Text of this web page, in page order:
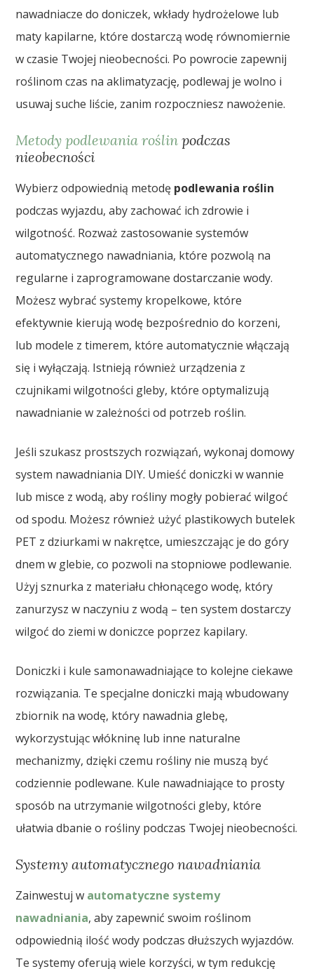
nawadniacze do doniczek, wkłady hydrożelowe lub
maty kapilarne, które dostarczą wodę równomiernie
w czasie Twojej nieobecności. Po powrocie zapewnij
roślinom czas na aklimatyzację, podlewaj je wolno i
usuwaj suche liście, zanim rozpoczniesz nawożenie.
Metody podlewania roślin podczas
nieobecności
Wybierz odpowiednią metodę podlewania roślin
podczas wyjazdu, aby zachować ich zdrowie i
wilgotność. Rozważ zastosowanie systemów
automatycznego nawadniania, które pozwolą na
regularne i zaprogramowane dostarczanie wody.
Możesz wybrać systemy kropelkowe, które
efektywnie kierują wodę bezpośrednio do korzeni,
lub modele z timerem, które automatycznie włączają
się i wyłączają. Istnieją również urządzenia z
czujnikami wilgotności gleby, które optymalizują
nawadnianie w zależności od potrzeb roślin.
Jeśli szukasz prostszych rozwiązań, wykonaj domowy
system nawadniania DIY. Umieść doniczki w wannie
lub misce z wodą, aby rośliny mogły pobierać wilgoć
od spodu. Możesz również użyć plastikowych butelek
PET z dziurkami w nakrętce, umieszczając je do góry
dnem w glebie, co pozwoli na stopniowe podlewanie.
Użyj sznurka z materiału chłonącego wodę, który
zanurzysz w naczyniu z wodą – ten system dostarczy
wilgoć do ziemi w doniczce poprzez kapilary.
Doniczki i kule samonawadniające to kolejne ciekawe
rozwiązania. Te specjalne doniczki mają wbudowany
zbiornik na wodę, który nawadnia glebę,
wykorzystując włókninę lub inne naturalne
mechanizmy, dzięki czemu rośliny nie muszą być
codziennie podlewane. Kule nawadniające to prosty
sposób na utrzymanie wilgotności gleby, które
ułatwia dbanie o rośliny podczas Twojej nieobecności.
Systemy automatycznego nawadniania
Zainwestuj w automatyczne systemy
nawadniania, aby zapewnić swoim roślinom
odpowiednią ilość wody podczas dłuższych wyjazdów.
Te systemy oferują wiele korzyści, w tym redukcję